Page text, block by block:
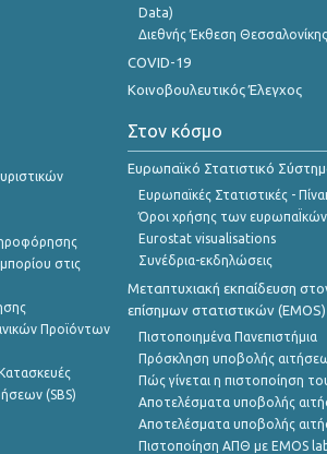
στις
Προϊόντων
(SBS)
Data)
Διεθνής Έκθεση
COVID-19
Κοινοβουλευτικός Έλεγχος
Στον κόσμο
Ευρωπαϊκό Στατιστικό
Ευρωπαϊκές Στατιστικές -
Όροι χρήσης των
Eurostat visualisations
Συνέδρια-εκδηλώσεις
Μεταπτυχιακή εκπαίδευση
επίσημων στατιστικών (EMOS)
Πιστοποιημένα Πανεπιστήμια
Πρόσκληση υποβολής
Πώς γίνεται η πιστοποίηση
Αποτελέσματα υποβολής
Αποτελέσματα υποβολής
Πιστοποίηση ΑΠΘ με EMOS